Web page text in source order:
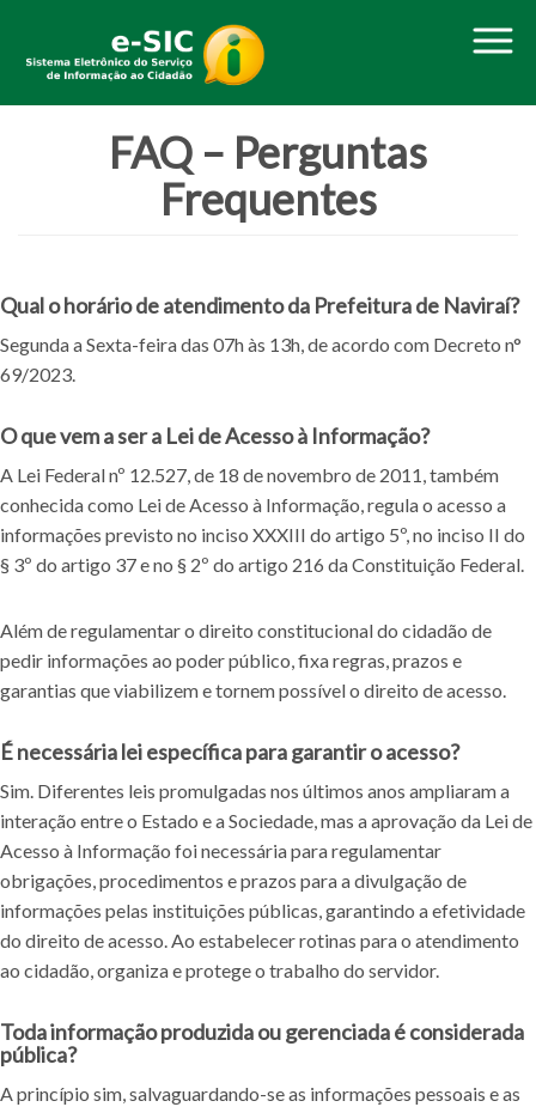
FAQ – Perguntas
Frequentes
Qual o horário de atendimento da Prefeitura de Naviraí?
Segunda a Sexta-feira das 07h às 13h, de acordo com Decreto n°
69/2023.
O que vem a ser a Lei de Acesso à Informação?
A Lei Federal nº 12.527, de 18 de novembro de 2011, também
conhecida como Lei de Acesso à Informação, regula o acesso a
informações previsto no inciso XXXIII do artigo 5º, no inciso II do
§ 3º do artigo 37 e no § 2º do artigo 216 da Constituição Federal.
Além de regulamentar o direito constitucional do cidadão de
pedir informações ao poder público, fixa regras, prazos e
garantias que viabilizem e tornem possível o direito de acesso.
É necessária lei específica para garantir o acesso?
Sim. Diferentes leis promulgadas nos últimos anos ampliaram a
interação entre o Estado e a Sociedade, mas a aprovação da Lei de
Acesso à Informação foi necessária para regulamentar
obrigações, procedimentos e prazos para a divulgação de
informações pelas instituições públicas, garantindo a efetividade
do direito de acesso. Ao estabelecer rotinas para o atendimento
ao cidadão, organiza e protege o trabalho do servidor.
Toda informação produzida ou gerenciada é considerada
pública?
A princípio sim, salvaguardando-se as informações pessoais e as